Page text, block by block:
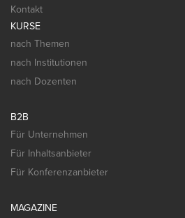
Kontakt
KURSE
nach Themen
nach Institutionen
nach Dozenten
B2B
Für Unternehmen
Für Inhaltsanbieter
Für Konferenzanbieter
MAGAZINE